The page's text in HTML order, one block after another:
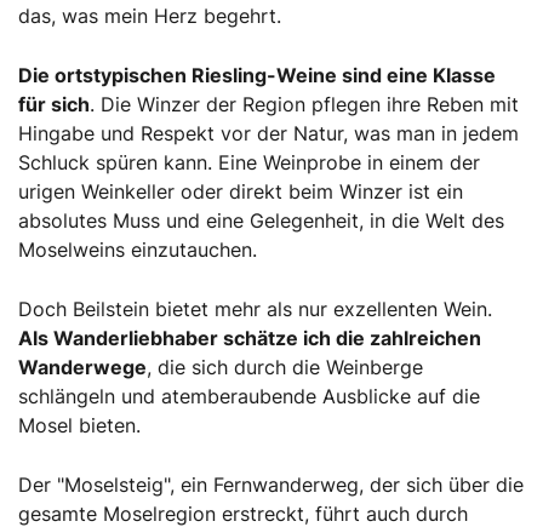
das, was mein Herz begehrt.
Die ortstypischen Riesling-Weine sind eine Klasse
für sich. Die Winzer der Region pflegen ihre Reben mit
Hingabe und Respekt vor der Natur, was man in jedem
Schluck spüren kann. Eine Weinprobe in einem der
urigen Weinkeller oder direkt beim Winzer ist ein
absolutes Muss und eine Gelegenheit, in die Welt des
Moselweins einzutauchen.
Doch Beilstein bietet mehr als nur exzellenten Wein.
Als Wanderliebhaber schätze ich die zahlreichen
Wanderwege, die sich durch die Weinberge
schlängeln und atemberaubende Ausblicke auf die
Mosel bieten.
Der "Moselsteig", ein Fernwanderweg, der sich über die
gesamte Moselregion erstreckt, führt auch durch